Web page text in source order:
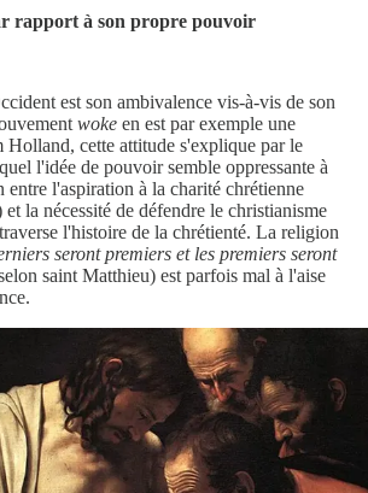
rapport à son propre pouvoir
est son ambivalence vis-à-vis de son
woke en est par exemple une
Holland, cette attitude s'explique par le
l'idée de pouvoir semble oppressante à
entre l'aspiration à la charité chrétienne
et la nécessité de défendre le christianisme
l'histoire de la chrétienté. La religion
seront premiers et les premiers seront
saint Matthieu) est parfois mal à l'aise